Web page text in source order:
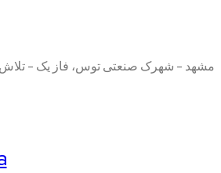
مشهد - شهرک صنعتی توس، فاز یک - تلاش